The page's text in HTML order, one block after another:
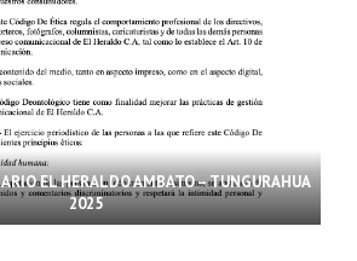
EL HERALDO AMBATO – TUNGURAHUA
2025